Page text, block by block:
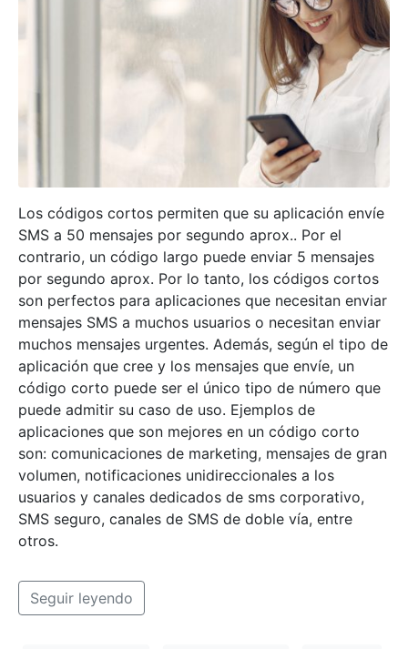
Los códigos cortos permiten que su aplicación envíe
SMS a 50 mensajes por segundo aprox.. Por el
contrario, un código largo puede enviar 5 mensajes
por segundo aprox. Por lo tanto, los códigos cortos
son perfectos para aplicaciones que necesitan enviar
mensajes SMS a muchos usuarios o necesitan enviar
muchos mensajes urgentes. Además, según el tipo de
aplicación que cree y los mensajes que envíe, un
código corto puede ser el único tipo de número que
puede admitir su caso de uso. Ejemplos de
aplicaciones que son mejores en un código corto
son: comunicaciones de marketing, mensajes de gran
volumen, notificaciones unidireccionales a los
usuarios y canales dedicados de sms corporativo,
SMS seguro, canales de SMS de doble vía, entre
otros.
Seguir leyendo